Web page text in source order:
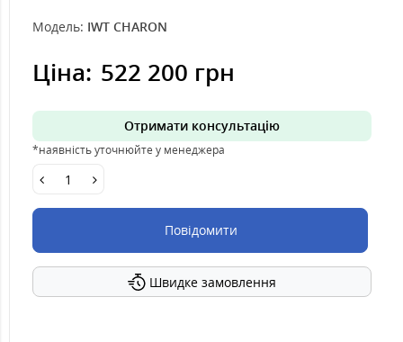
Модель: IWT CHARON
Ціна: 522 200 грн
Отримати консультацію
*наявність уточнюйте у менеджера
Повідомити
Швидке замовлення